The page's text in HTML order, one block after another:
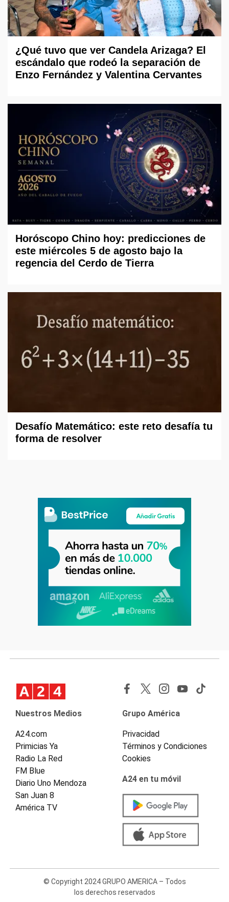
¿Qué tuvo que ver Candela Arizaga? El
escándalo que rodeó la separación de
Enzo Fernández y Valentina Cervantes
Horóscopo Chino hoy: predicciones de
este miércoles 5 de agosto bajo la
regencia del Cerdo de Tierra
Desafío Matemático: este reto desafía tu
forma de resolver
Nuestros Medios
A24.com
Primicias Ya
Radio La Red
FM Blue
Diario Uno Mendoza
San Juan 8
América TV
Grupo América
Privacidad
Términos y Condiciones
Cookies
A24 en tu móvil
© Copyright 2024 GRUPO AMERICA – Todos
los derechos reservados